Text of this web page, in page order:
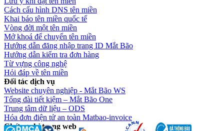
Cách cấu hình DNS tên miền
Khai báo tên miền quốc tế
Vòng đời một tên miền
Mở khoá để chuyển tên miền
Hướng dẫn đăng nhập trang ID Mắt Bão
Hướng dẫn kiểm tra đơn hàng
Từ vựng công nghệ
Hỏi đáp về tên miền
Đối tác dịch vụ
Website chuyên nghiệp - Mắt Bão WS
Tổng đài tiết kiệm – Mắt Bão One
Trung tâm dữ liệu – ODS
Hóa đơn điện tử an toàn Matbao-invoice
Chứng chỉ trang web